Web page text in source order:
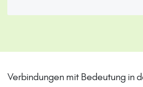
Verbindungen mit Bedeutung in